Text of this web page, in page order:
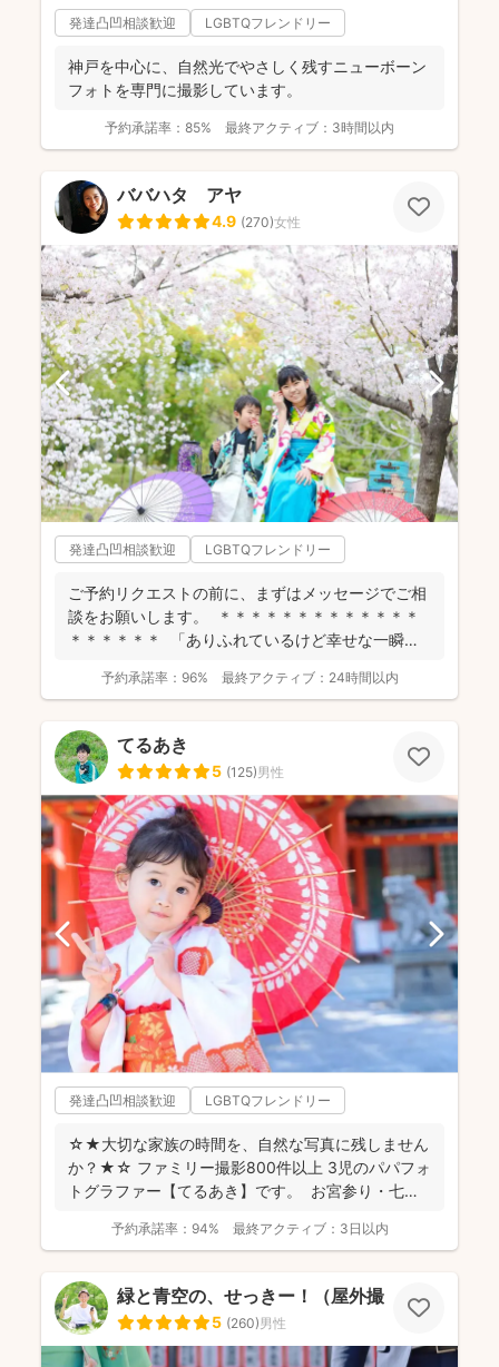
発達凸凹相談歓迎 LGBTQフレンドリー
神戸を中心に、自然光でやさしく残すニューボーン
フォトを専門に撮影しています。
予約承諾率： 85% 最終アクティブ： 3時間以内
ババハタ アヤ
4.9 (270)女性
発達凸凹相談歓迎 LGBTQフレンドリー
ご予約リクエストの前に、まずはメッセージでご相
談をお願いします。 ＊＊＊＊＊＊＊＊＊＊＊＊＊
＊＊＊＊＊＊ 「ありふれているけど幸せな一瞬」
予約承諾率： 96% 最終アクティブ： 24時間以内
てるあき
5 (125)男性
発達凸凹相談歓迎 LGBTQフレンドリー
☆★大切な家族の時間を、自然な写真に残しません
か？★☆ ファミリー撮影800件以上 3児のパパフォ
トグラファー【てるあき】です。 お宮参り・七
予約承諾率： 94% 最終アクティブ： 3日以内
緑と青空の、せっきー！（屋外撮影もお任せ🌟
5 (260)男性